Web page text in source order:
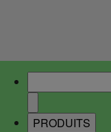
PRODUITS